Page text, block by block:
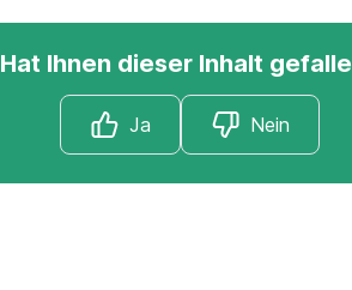
Hat Ihnen dieser Inhalt
Ja Nein